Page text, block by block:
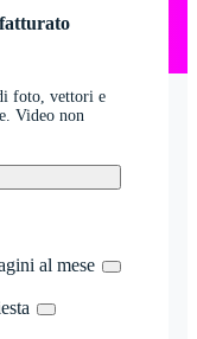
foto, vettori e
Video non
al mese